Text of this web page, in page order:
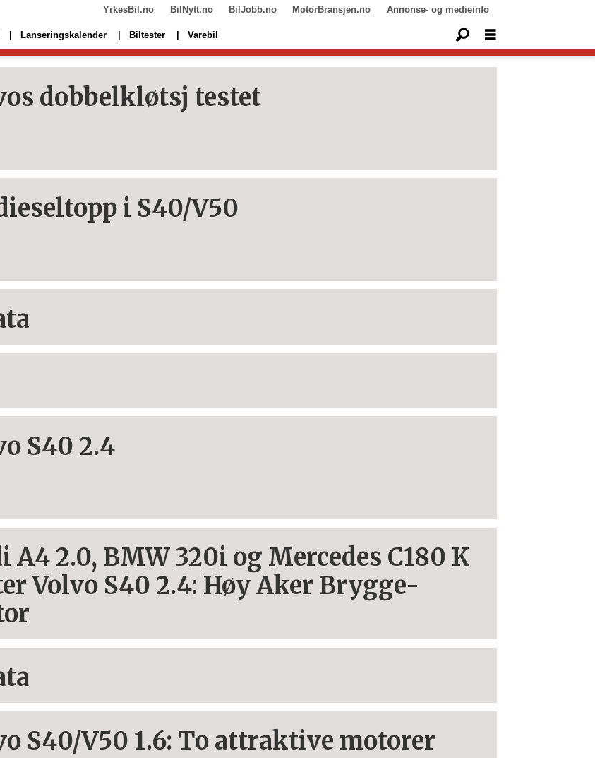
YrkesBil.no BilNytt.no BilJobb.no MotorBransjen.no Annonse- og medieinfo
Lanseringskalender Biltester Varebil
dobbelkløtsj testet
i S40/V50
S40 2.4
A4 2.0, BMW 320i og Mercedes C180 K
Volvo S40 2.4: Høy Aker Brygge-
S40/V50 1.6: To attraktive motorer